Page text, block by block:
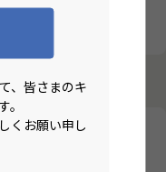
、皆さまのキ
くお願い申し